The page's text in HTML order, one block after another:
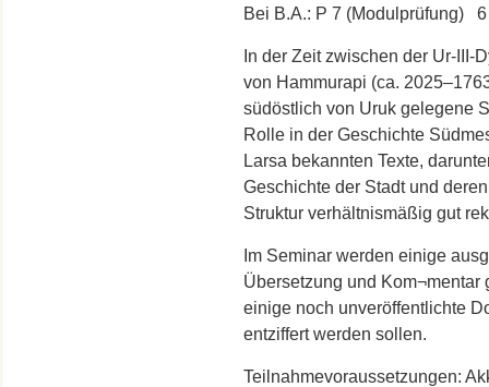
Bei B.A.: P 7 (Modulprüfung)
In der Zeit zwischen der Ur-III-
von Hammurapi (ca.
südöstlich von Uruk gelegene
Rolle in der Geschichte
Larsa bekannten Texte,
Geschichte der Stadt und
Struktur verhältnismäßig gut
Im Seminar werden einige
Übersetzung und
einige noch unveröffentlichte
entziffert werden sollen.
Teilnahmevoraussetzungen: